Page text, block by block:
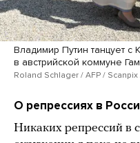
Владимир Путин танцует
в австрийской коммуне
Roland Schlager / AFP / Scanpix
О репрессиях в
Никаких репрессий в